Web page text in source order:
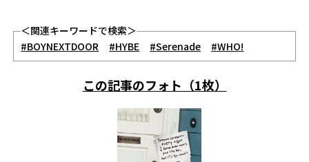
＜関連キーワードで検索＞
#BOYNEXTDOOR
#HYBE #Serenade #WHO!
この記事のフォト（1枚）